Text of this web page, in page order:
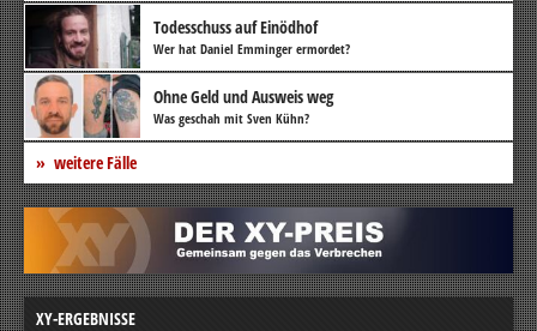
Todesschuss auf Einödhof
Wer hat Daniel Emminger ermordet?
Ohne Geld und Ausweis weg
Was geschah mit Sven Kühn?
weitere Fälle
XY-ERGEBNISSE